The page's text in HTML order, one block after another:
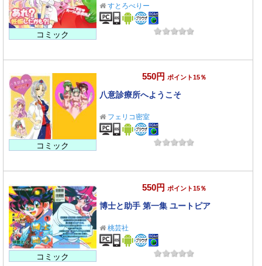
コミック
すとろべりー
コミック
550円 ポイント15％
八意診療所へようこそ
フェリコ密室
コミック
550円 ポイント15％
博士と助手 第一集 ユートピア
桃芸社